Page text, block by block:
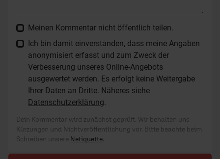
Meinen Kommentar nicht öffentlich teilen.
Ich bin damit einverstanden, dass meine Angaben
anonymisiert erfasst und zum Zweck der
Verbesserung unseres Online-Angebots
ausgewertet werden. Es erfolgt keine Weitergabe
Ihrer Daten an Dritte. Näheres siehe
Datenschutzerklärung.
Dein Kommentar wird zunächst geprüft. Wir behalten uns
Kürzungen und Nichtveröffentlichung vor. Bitte beachte beim
Schreiben unsere Netiquette.